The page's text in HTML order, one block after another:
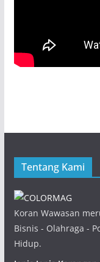
Tentang Kami
Koran Wawasan
Bisnis - Olahraga -
Hidup.